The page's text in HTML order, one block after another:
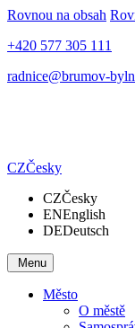
Rovnou na obsah
+420 577 305 111
radnice@brumov-
CZČesky
CZČesky
ENEnglish
DEDeutsch
Menu
Město
O městě